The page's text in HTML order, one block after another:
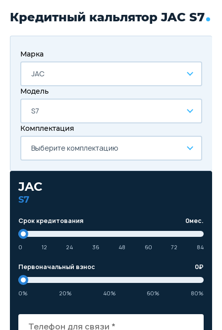
Кредитный кальлятор JAC S7
Марка
JAC
Модель
S7
Комплектация
Выберите комплектацию
JAC
S7
Срок кредитования 0мес.
0 12 24 36 48 60 72 84
Первоначальный взнос 0₽
0% 20% 40% 60% 80%